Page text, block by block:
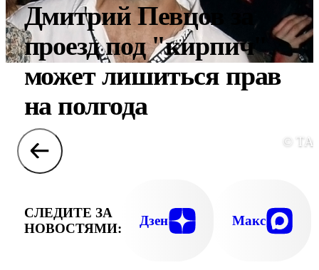
Дмитрий Певцов за
проезд под "кирпич"
может лишиться прав
на полгода
©
СЛЕДИТЕ ЗА
НОВОСТЯМИ:
Дзен Макс